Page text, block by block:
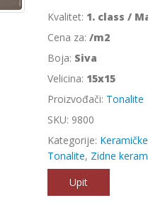
Kvalitet: 1. class /
Cena za: /m2
Boja: Siva
Velicina: 15x15
Proizvođači: Tonalite
SKU: 9800
Kategorije:
Tonalite, Zidne
Upit